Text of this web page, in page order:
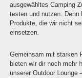
ausgewähltes Camping
testen und nutzen. Denn
Produkte, die wir nicht
einsetzen.
Gemeinsam mit starken
bieten wir dir noch mehr
unserer Outdoor Lounge